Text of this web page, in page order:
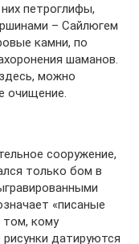
петроглифы,
– Сайлюгем
камни, по
шаманов.
можно
очищение.
сооружение,
только бом в
«писаные
том, кому
датируются